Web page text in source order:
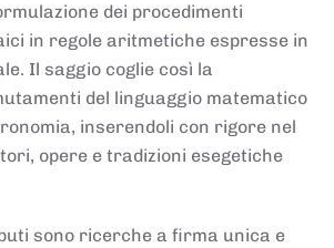
dei procedimenti
in regole aritmetiche espresse in
Il saggio coglie così la
del linguaggio matematico
inserendoli con rigore nel
opere e tradizioni esegetiche
sono ricerche a firma unica e